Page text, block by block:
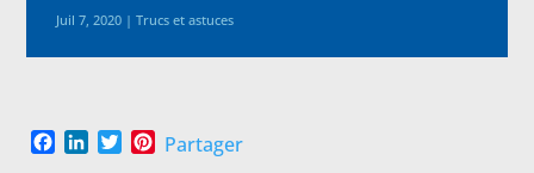
Juil 7, 2020 |Trucs et astuces
PPartager